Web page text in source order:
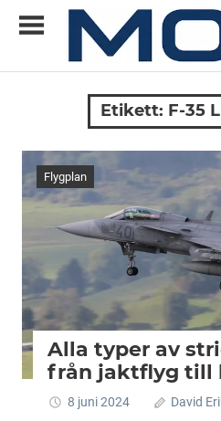
Allt
om
ny
teknik
Etikett: F-35
Flygplan
Alla typer av
från jaktflyg till
8 juni 2024 David